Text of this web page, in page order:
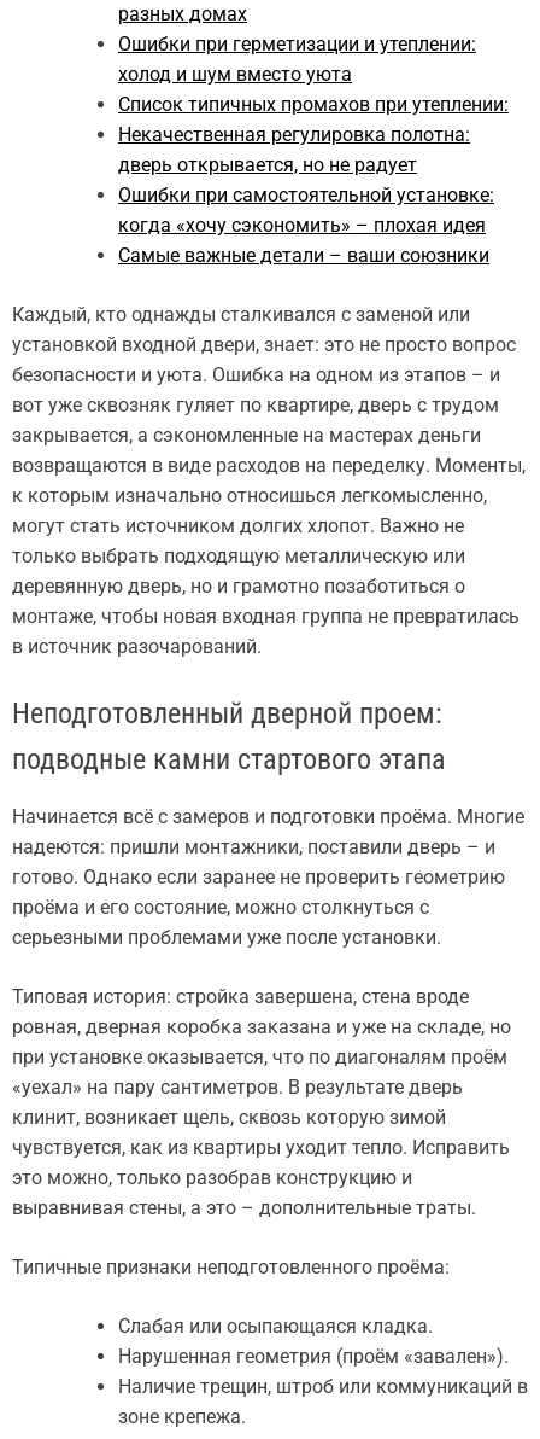
разных домах
Ошибки при герметизации и утеплении:
холод и шум вместо уюта
Список типичных промахов при утеплении:
Некачественная регулировка полотна:
дверь открывается, но не радует
Ошибки при самостоятельной установке:
когда «хочу сэкономить» – плохая идея
Самые важные детали – ваши союзники
Каждый, кто однажды сталкивался с заменой или
установкой входной двери, знает: это не просто вопрос
безопасности и уюта. Ошибка на одном из этапов – и
вот уже сквозняк гуляет по квартире, дверь с трудом
закрывается, а сэкономленные на мастерах деньги
возвращаются в виде расходов на переделку. Моменты,
к которым изначально относишься легкомысленно,
могут стать источником долгих хлопот. Важно не
только выбрать подходящую металлическую или
деревянную дверь, но и грамотно позаботиться о
монтаже, чтобы новая входная группа не превратилась
в источник разочарований.
Неподготовленный дверной проем:
подводные камни стартового этапа
Начинается всё с замеров и подготовки проёма. Многие
надеются: пришли монтажники, поставили дверь – и
готово. Однако если заранее не проверить геометрию
проёма и его состояние, можно столкнуться с
серьезными проблемами уже после установки.
Типовая история: стройка завершена, стена вроде
ровная, дверная коробка заказана и уже на складе, но
при установке оказывается, что по диагоналям проём
«уехал» на пару сантиметров. В результате дверь
клинит, возникает щель, сквозь которую зимой
чувствуется, как из квартиры уходит тепло. Исправить
это можно, только разобрав конструкцию и
выравнивая стены, а это – дополнительные траты.
Типичные признаки неподготовленного проёма:
Слабая или осыпающаяся кладка.
Нарушенная геометрия (проём «завален»).
Наличие трещин, штроб или коммуникаций в
зоне крепежа.